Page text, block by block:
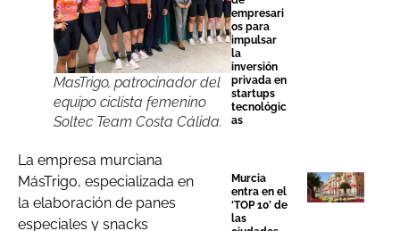
MasTrigo, patrocinador del
equipo ciclista femenino
Soltec Team Costa Cálida.
La empresa murciana
MásTrigo, especializada en
la elaboración de panes
especiales y snacks
empresari
os para
impulsar
la
inversión
privada en
startups
tecnológic
as
Murcia
entra en el
‘TOP 10’ de
las